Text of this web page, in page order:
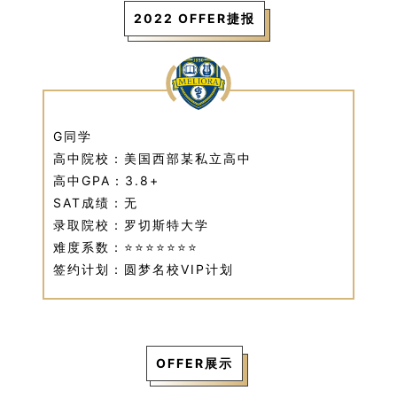
2022 OFFER捷报
G同学
高中院校：美国西部某私立高中
高中GPA：3.8+
SAT成绩：无
录取院校：罗切斯特大学
难度系数：⭐⭐⭐⭐⭐⭐⭐
签约计划：圆梦名校VIP计划
OFFER展示